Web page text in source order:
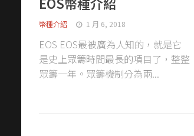
幣種介紹 1 月 6, 2018
EOS EOS最被廣為人知的，就是它
是史上眾籌時間最長的項目了，整整
眾籌一年。眾籌機制分為兩...